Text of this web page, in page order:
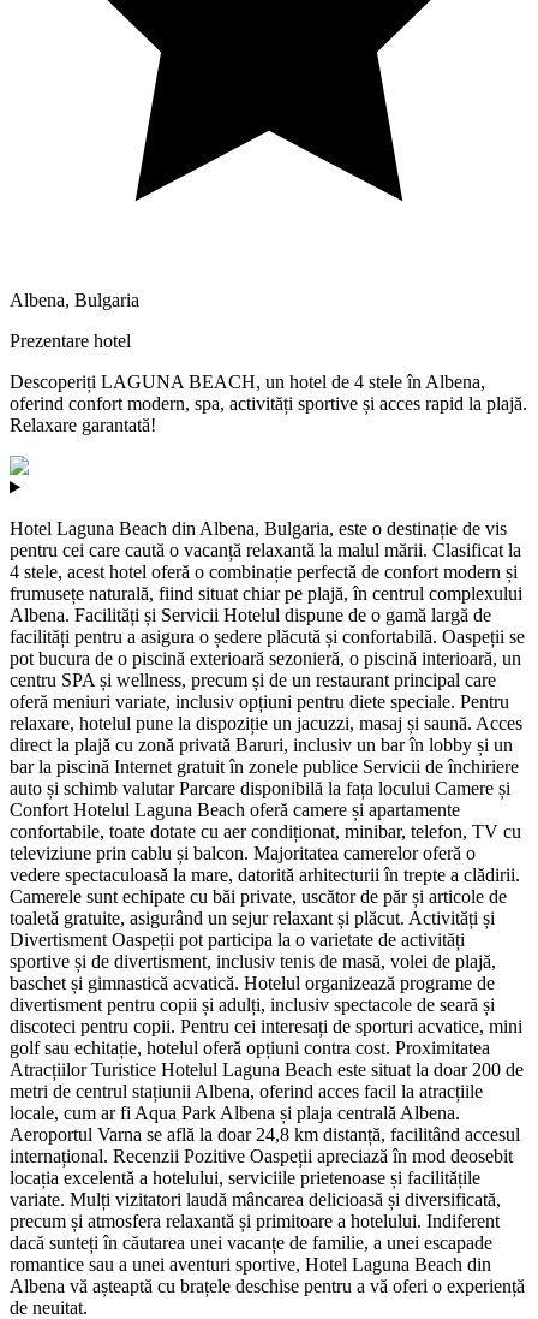
Albena, Bulgaria
Prezentare hotel
Descoperiți LAGUNA BEACH, un hotel de 4 stele în Albena,
oferind confort modern, spa, activități sportive și acces rapid la plajă.
Relaxare garantată!
Hotel Laguna Beach din Albena, Bulgaria, este o destinație de vis
pentru cei care caută o vacanță relaxantă la malul mării. Clasificat la
4 stele, acest hotel oferă o combinație perfectă de confort modern și
frumusețe naturală, fiind situat chiar pe plajă, în centrul complexului
Albena. Facilități și Servicii Hotelul dispune de o gamă largă de
facilități pentru a asigura o ședere plăcută și confortabilă. Oaspeții se
pot bucura de o piscină exterioară sezonieră, o piscină interioară, un
centru SPA și wellness, precum și de un restaurant principal care
oferă meniuri variate, inclusiv opțiuni pentru diete speciale. Pentru
relaxare, hotelul pune la dispoziție un jacuzzi, masaj și saună. Acces
direct la plajă cu zonă privată Baruri, inclusiv un bar în lobby și un
bar la piscină Internet gratuit în zonele publice Servicii de închiriere
auto și schimb valutar Parcare disponibilă la fața locului Camere și
Confort Hotelul Laguna Beach oferă camere și apartamente
confortabile, toate dotate cu aer condiționat, minibar, telefon, TV cu
televiziune prin cablu și balcon. Majoritatea camerelor oferă o
vedere spectaculoasă la mare, datorită arhitecturii în trepte a clădirii.
Camerele sunt echipate cu băi private, uscător de păr și articole de
toaletă gratuite, asigurând un sejur relaxant și plăcut. Activități și
Divertisment Oaspeții pot participa la o varietate de activități
sportive și de divertisment, inclusiv tenis de masă, volei de plajă,
baschet și gimnastică acvatică. Hotelul organizează programe de
divertisment pentru copii și adulți, inclusiv spectacole de seară și
discoteci pentru copii. Pentru cei interesați de sporturi acvatice, mini
golf sau echitație, hotelul oferă opțiuni contra cost. Proximitatea
Atracțiilor Turistice Hotelul Laguna Beach este situat la doar 200 de
metri de centrul stațiunii Albena, oferind acces facil la atracțiile
locale, cum ar fi Aqua Park Albena și plaja centrală Albena.
Aeroportul Varna se află la doar 24,8 km distanță, facilitând accesul
internațional. Recenzii Pozitive Oaspeții apreciază în mod deosebit
locația excelentă a hotelului, serviciile prietenoase și facilitățile
variate. Mulți vizitatori laudă mâncarea delicioasă și diversificată,
precum și atmosfera relaxantă și primitoare a hotelului. Indiferent
dacă sunteți în căutarea unei vacanțe de familie, a unei escapade
romantice sau a unei aventuri sportive, Hotel Laguna Beach din
Albena vă așteaptă cu brațele deschise pentru a vă oferi o experiență
de neuitat.